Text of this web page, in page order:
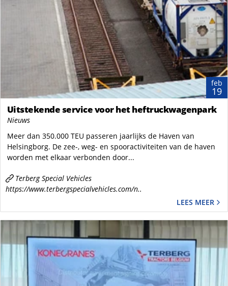
feb
19
Uitstekende service voor het heftruckwagenpark
Nieuws
Meer dan 350.000 TEU passeren jaarlijks de Haven van
Helsingborg. De zee-, weg- en spooractiviteiten van de haven
worden met elkaar verbonden door...
Terberg Special Vehicles
https://www.terbergspecialvehicles.com/n..
LEES MEER